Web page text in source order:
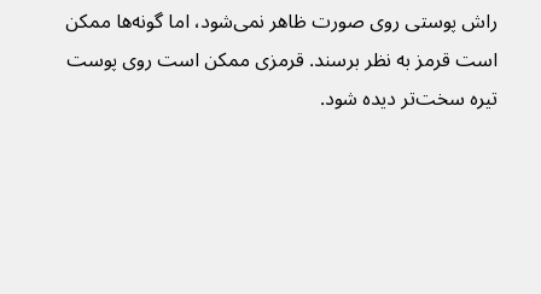
راش پوستی روی صورت ظاهر نمی‌شود، اما گونه‌ها ممکن
است قرمز به نظر برسند. قرمزی ممکن است روی پوست
تیره سخت‌تر دیده شود.